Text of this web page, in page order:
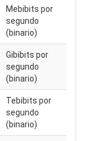
Mebibits por
segundo
(binario)
Gibibits por
segundo
(binario)
Tebibits por
segundo
(binario)